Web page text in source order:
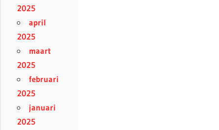
2025
april
2025
maart
2025
februari
2025
januari
2025